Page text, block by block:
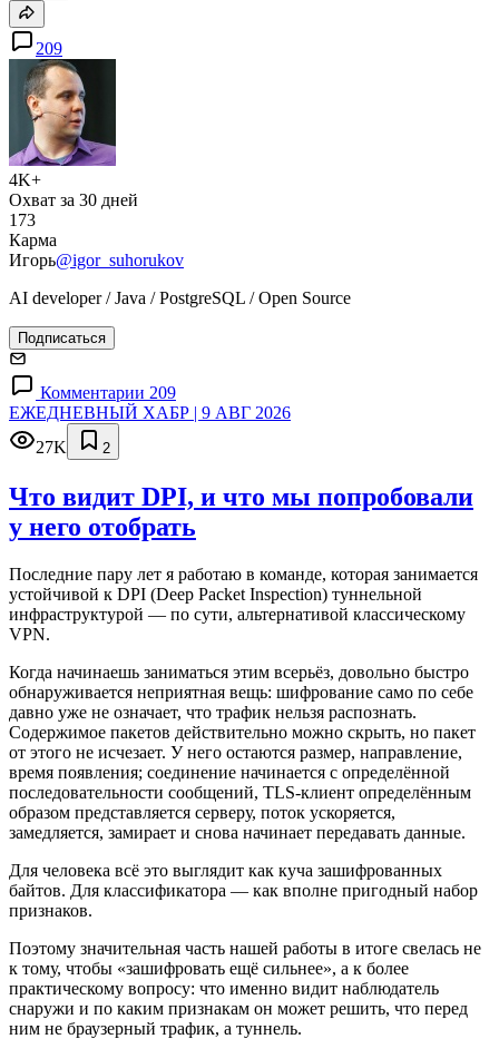
209
4K+
Охват за 30 дней
173
Карма
Игорь@igor_suhorukov
AI developer / Java / PostgreSQL / Open Source
Подписаться
Комментарии 209
ЕЖЕДНЕВНЫЙ ХАБР | 9 АВГ 2026
27K
2
Что видит DPI, и что мы попробовали
у него отобрать
Последние пару лет я работаю в команде, которая занимается
устойчивой к DPI (Deep Packet Inspection) туннельной
инфраструктурой — по сути, альтернативой классическому
VPN.
Когда начинаешь заниматься этим всерьёз, довольно быстро
обнаруживается неприятная вещь: шифрование само по себе
давно уже не означает, что трафик нельзя распознать.
Содержимое пакетов действительно можно скрыть, но пакет
от этого не исчезает. У него остаются размер, направление,
время появления; соединение начинается с определённой
последовательности сообщений, TLS-клиент определённым
образом представляется серверу, поток ускоряется,
замедляется, замирает и снова начинает передавать данные.
Для человека всё это выглядит как куча зашифрованных
байтов. Для классификатора — как вполне пригодный набор
признаков.
Поэтому значительная часть нашей работы в итоге свелась не
к тому, чтобы «зашифровать ещё сильнее», а к более
практическому вопросу: что именно видит наблюдатель
снаружи и по каким признакам он может решить, что перед
ним не браузерный трафик, а туннель.